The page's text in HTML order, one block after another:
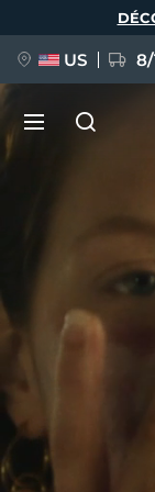
US 8/
FAQ™ Pure
issa™ Teeth
Langue
Français